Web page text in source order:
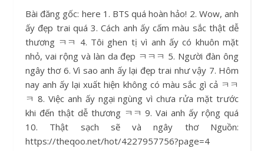
Bài đăng gốc: here 1. BTS quá hoàn hảo! 2. Wow, anh
ấy đẹp trai quá 3. Cách anh ấy cấm màu sắc thật dễ
thương ㅋㅋ 4. Tôi ghen tị vì anh ấy có khuôn mặt
nhỏ, vai rộng và làn da đẹp ㅋㅋㅋ 5. Người đàn ông
ngây thơ 6. Vì sao anh ấy lại đẹp trai như vậy 7. Hôm
nay anh ấy lại xuất hiện không có màu sắc gì cả ㅋㅋ
ㅋ 8. Việc anh ấy ngại ngùng vì chưa rửa mặt trước
khi đến thật dễ thương ㅋㅋ 9. Vai anh ấy rộng quá
10. Thật sạch sẽ và ngây thơ Nguồn:
https://theqoo.net/hot/4227957756?page=4